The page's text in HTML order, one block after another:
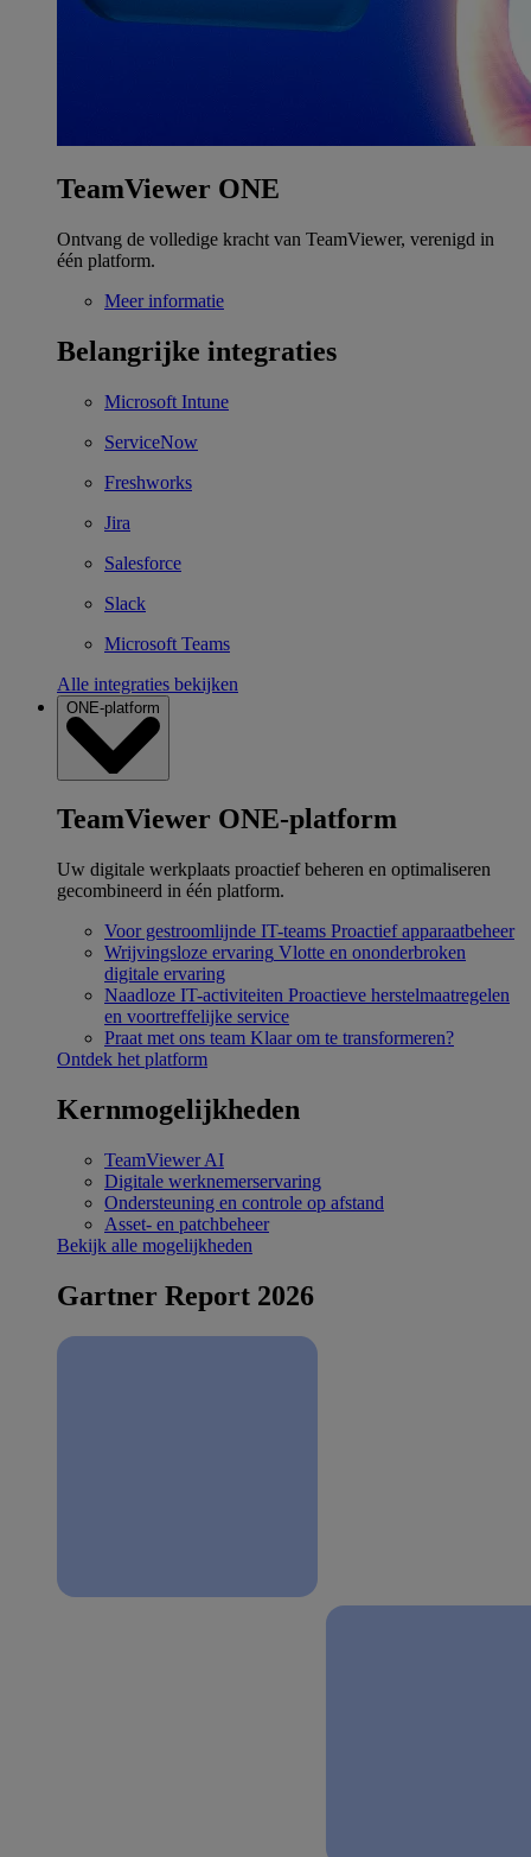
TeamViewer ONE
Ontvang de volledige kracht van TeamViewer, verenigd in
één platform.
Meer informatie
Belangrijke integraties
Microsoft Intune
ServiceNow
Freshworks
Jira
Salesforce
Slack
Microsoft Teams
Alle integraties bekijken
ONE-platform
TeamViewer ONE-platform
Uw digitale werkplaats proactief beheren en optimaliseren
gecombineerd in één platform.
Voor gestroomlijnde IT-teams Proactief apparaatbeheer
Wrijvingsloze ervaring Vlotte en ononderbroken
digitale ervaring
Naadloze IT-activiteiten Proactieve herstelmaatregelen
en voortreffelijke service
Praat met ons team Klaar om te transformeren?
Ontdek het platform
Kernmogelijkheden
TeamViewer AI
Digitale werknemerservaring
Ondersteuning en controle op afstand
Asset- en patchbeheer
Bekijk alle mogelijkheden
Gartner Report 2026